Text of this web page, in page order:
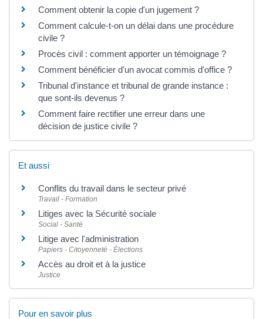
Comment obtenir la copie d'un jugement ?
Comment calcule-t-on un délai dans une procédure
civile ?
Procès civil : comment apporter un témoignage ?
Comment bénéficier d'un avocat commis d'office ?
Tribunal d'instance et tribunal de grande instance :
que sont-ils devenus ?
Comment faire rectifier une erreur dans une
décision de justice civile ?
Et aussi
Conflits du travail dans le secteur privé
Travail - Formation
Litiges avec la Sécurité sociale
Social - Santé
Litige avec l'administration
Papiers - Citoyenneté - Élections
Accès au droit et à la justice
Justice
Pour en savoir plus